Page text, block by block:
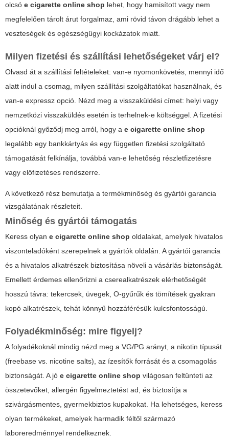
olcsó e cigarette online shop lehet, hogy hamisított vagy nem
megfelelően tárolt árut forgalmaz, ami rövid távon drágább lehet a
veszteségek és egészségügyi kockázatok miatt.
Milyen fizetési és szállítási lehetőségeket várj el?
Olvasd át a szállítási feltételeket: van-e nyomonkövetés, mennyi idő
alatt indul a csomag, milyen szállítási szolgáltatókat használnak, és
van-e expressz opció. Nézd meg a visszaküldési címet: helyi vagy
nemzetközi visszaküldés esetén is terhelnek-e költséggel. A fizetési
opcióknál győződj meg arról, hogy a e cigarette online shop
legalább egy bankkártyás és egy független fizetési szolgáltató
támogatását felkínálja, továbbá van-e lehetőség részletfizetésre
vagy előfizetéses rendszerre.
A következő rész bemutatja a termékminőség és gyártói garancia
vizsgálatának részleteit.
Minőség és gyártói támogatás
Keress olyan e cigarette online shop oldalakat, amelyek hivatalos
viszonteladóként szerepelnek a gyártók oldalán. A gyártói garancia
és a hivatalos alkatrészek biztosítása növeli a vásárlás biztonságát.
Emellett érdemes ellenőrizni a cserealkatrészek elérhetőségét
hosszú távra: tekercsek, üvegek, O-gyűrűk és tömítések gyakran
kopó alkatrészek, tehát könnyű hozzáférésük kulcsfontosságú.
Folyadékminőség: mire figyelj?
A folyadékoknál mindig nézd meg a VG/PG arányt, a nikotin típusát
(freebase vs. nicotine salts), az ízesítők forrását és a csomagolás
biztonságát. A jó e cigarette online shop világosan feltünteti az
összetevőket, allergén figyelmeztetést ad, és biztosítja a
szivárgásmentes, gyermekbiztos kupakokat. Ha lehetséges, keress
olyan termékeket, amelyek harmadik féltől származó
laboreredménnyel rendelkeznek.